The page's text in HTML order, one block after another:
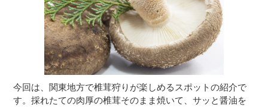
今回は、関東地方で椎茸狩りが楽しめるスポットの紹介で
す。採れたての肉厚の椎茸そのまま焼いて、サッと醤油を